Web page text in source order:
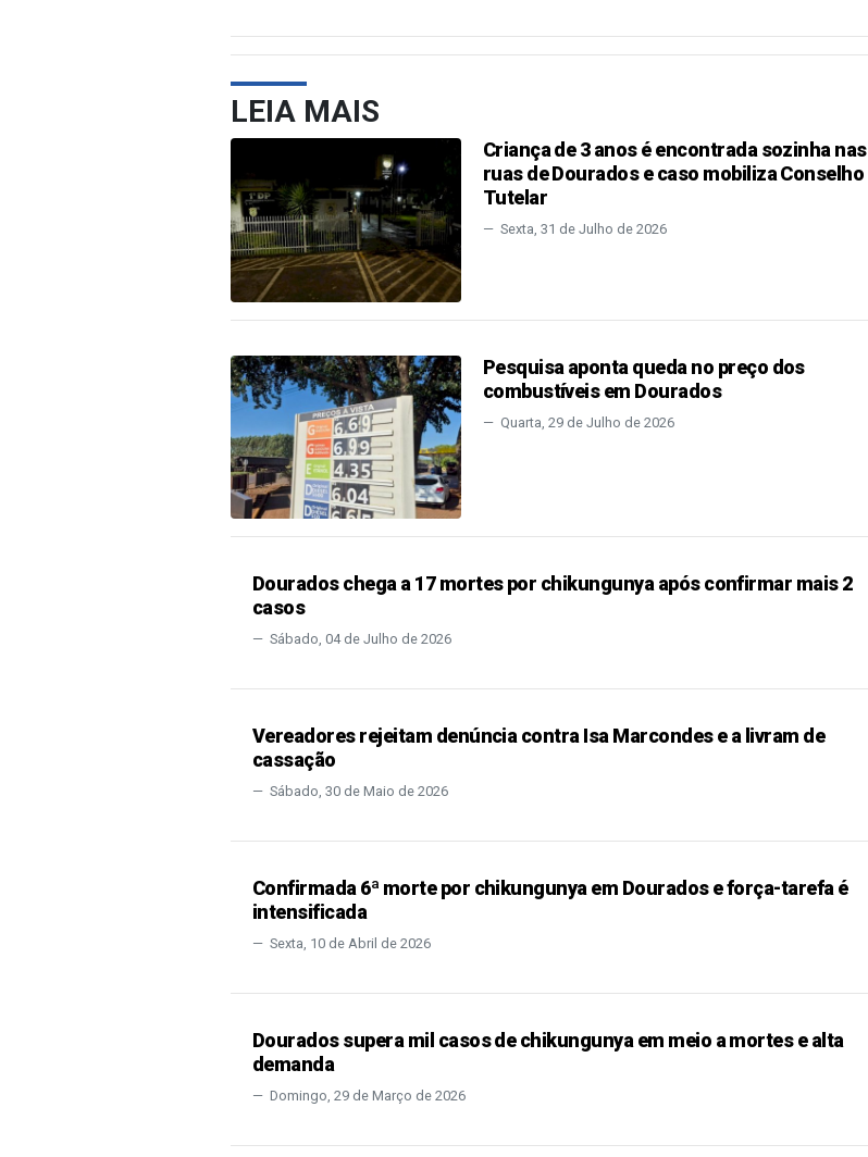
LEIA MAIS
Criança de 3 anos é encontrada sozinha nas
ruas de Dourados e caso mobiliza Conselho
Tutelar
Sexta, 31 de Julho de 2026
Pesquisa aponta queda no preço dos
combustíveis em Dourados
Quarta, 29 de Julho de 2026
Dourados chega a 17 mortes por chikungunya após confirmar mais 2
casos
Sábado, 04 de Julho de 2026
Vereadores rejeitam denúncia contra Isa Marcondes e a livram de
cassação
Sábado, 30 de Maio de 2026
Confirmada 6ª morte por chikungunya em Dourados e força-tarefa é
intensificada
Sexta, 10 de Abril de 2026
Dourados supera mil casos de chikungunya em meio a mortes e alta
demanda
Domingo, 29 de Março de 2026